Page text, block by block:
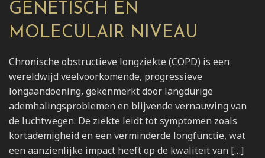
GENETISCH EN
MOLECULAIR NIVEAU
Chronische obstructieve longziekte (COPD) is een
wereldwijd veelvoorkomende, progressieve
longaandoening, gekenmerkt door langdurige
ademhalingsproblemen en blijvende vernauwing van
de luchtwegen. De ziekte leidt tot symptomen zoals
kortademigheid en een verminderde longfunctie, wat
een aanzienlijke impact heeft op de kwaliteit van […]